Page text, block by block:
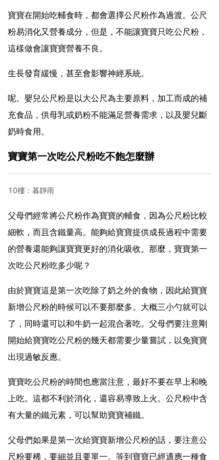
寶寶在開始吃輔食時，都會選擇公尺粉作為過渡。公尺
粉易消化又營養成分，但是，不能讓寶寶只吃公尺粉，
這樣做會讓寶寶營養不良。
生長發育緩慢，甚至會影響神經系統。
呢。嬰兒公尺粉是以大公尺為主要原料，加工而成的補
充食品，供母乳或奶粉不能滿足營養需求，以及嬰兒斷
奶時食用。
寶寶第一次吃公尺粉吃不飽怎麼辦
10樓：暮靜雨
父母們經常將公尺粉作為寶寶的輔食，因為公尺粉比較
細軟，而且含鐵量高。能夠給寶寶提供成長過程中需要
的營養還能夠讓寶寶更好的消化吸收。那麼，寶寶第一
次吃公尺粉吃多少呢？
由於寶寶這是第一次吃除了奶之外的食物，因此給寶寶
新增公尺粉的時候可以不要那麼多。大概三小勺就可以
了，同時還可以和牛奶一起混合著吃。父母們要注意剛
開始給寶寶吃公尺粉的幾天都需要少量嘗試，以免寶寶
出現過敏反應。
寶寶吃公尺粉的時間也應當注意，最好不要在早上和晚
上吃。這都不利於消化，還容易導致上火。公尺粉中含
有大量的鐵元素，可以幫助寶寶補鐵。
父母們如果是第一次給寶寶新增公尺粉的話，要注意公
尺粉要稀，要細並且要單一。等到寶寶已經適應一種食